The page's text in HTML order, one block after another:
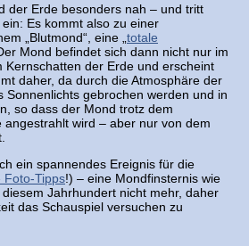
der Erde besonders nah – und tritt
Es kommt also zu einer
„Blutmond“, eine „ totale
Der Mond befindet sich dann nicht nur im
Kernschatten der Erde und erscheint
daher, da durch die Atmosphäre der
Sonnenlichts gebrochen werden und in
so dass der Mond trotz dem
angestrahlt wird – aber nur von dem
ein spannendes Ereignis für die
Foto-Tipps!) – eine Mondfinsternis wie
Jahrhundert nicht mehr, daher
das Schauspiel versuchen zu